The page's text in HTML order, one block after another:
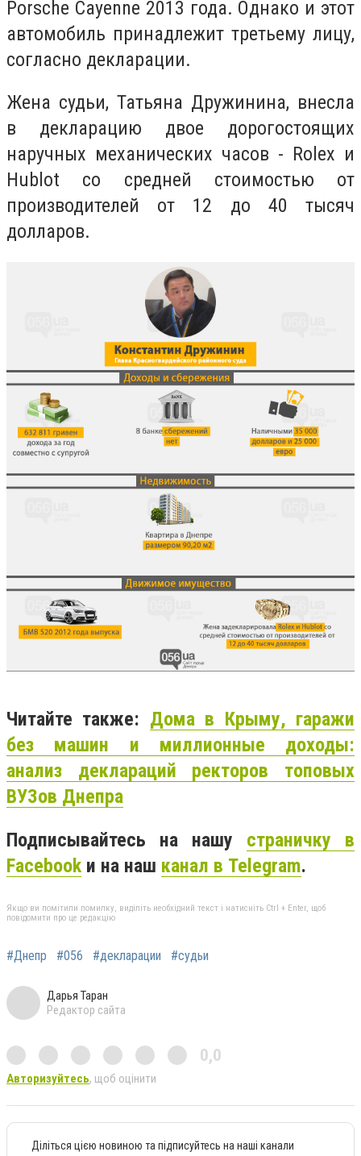
Porsche Cayenne 2013 года. Однако и этот
автомобиль принадлежит третьему лицу,
согласно декларации.
Жена судьи, Татьяна Дружинина, внесла
в декларацию двое дорогостоящих
наручных механических часов - Rolex и
Hublot со средней стоимостью от
производителей от 12 до 40 тысяч
долларов.
Читайте также: Дома в Крыму, гаражи
без машин и миллионные доходы:
анализ деклараций ректоров топовых
ВУЗов Днепра
Подписывайтесь на нашу страничку в
Facebook и на наш канал в Telegram.
Якщо ви помітили помилку, виділіть необхідний текст і натисніть Ctrl + Enter, щоб
повідомити про це редакцію
#Днепр #056 #декларации #судьи
Дарья Таран
Редактор сайта
0,0
Авторизуйтесь, щоб оцінити
Діліться цією новиною та підписуйтесь на наші канали